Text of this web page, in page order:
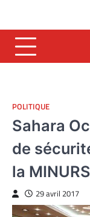
content
POLITIQUE
Sahara
de
la
29 avril 2017